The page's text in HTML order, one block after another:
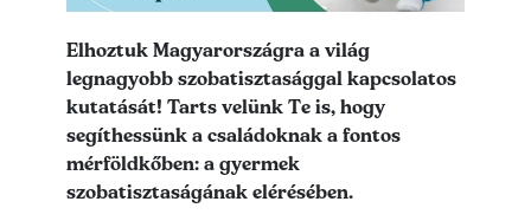
Lead szöveg
Elhoztuk Magyarországra a világ
legnagyobb szobatisztasággal kapcsolatos
kutatását! Tarts velünk Te is, hogy
segíthessünk a családoknak a fontos
mérföldkőben: a gyermek
szobatisztaságának elérésében.